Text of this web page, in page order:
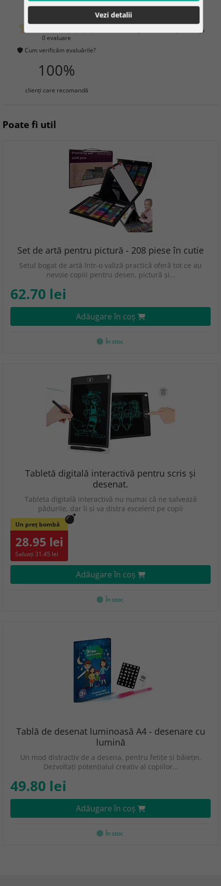
0
0 evaluare
Cum verificăm evaluările?
4
clienţi care au cumpărat deja
100%
clienţi care recomandă
Poate fi util
Set de artă pentru pictură - 208 piese în cutie
Setul bogat de artă într-o valiză practică oferă tot ce au
nevoie copiii pentru desen, pictură și…
62.70 lei
Adăugare în coş
În stoc
Tabletă digitală interactivă pentru scris și
desenat.
Tableta digitală interactivă nu numai că ne salvează
pădurile, dar îi și va distra excelent pe copii
Un preț bombă
28.95 lei
Salvați 31.45 lei
Adăugare în coş
În stoc
Tablă de desenat luminoasă A4 - desenare cu
lumină
Un mod distractiv de a desena, pentru fetițe și băieței.
Dezvoltați potențialul creativ al copiilor…
49.80 lei
Adăugare în coş
În stoc
Vezi detalii